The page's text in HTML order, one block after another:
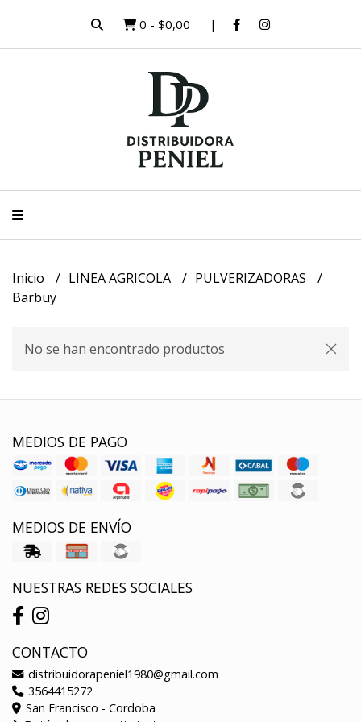
0 - $0,00
Inicio LINEA AGRICOLA
PULVERIZADORAS
Barbuy
No se han encontrado productos
MEDIOS DE PAGO
MEDIOS DE ENVÍO
NUESTRAS REDES SOCIALES
CONTACTO
distribuidorapeniel1980@gmail.com
3564415272
San Francisco - Cordoba